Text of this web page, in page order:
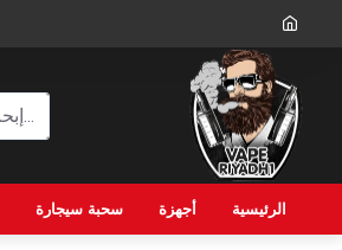
الرئيسية أجهزة سحبة سيجارة